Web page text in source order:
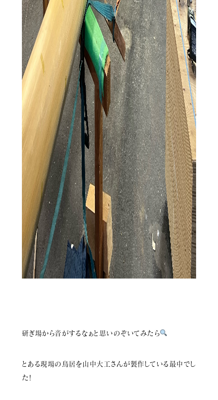
研ぎ場から音がするなぁと思いのぞいてみたら
とある現場の鳥居を山中大工さんが製作している最中でし
た！